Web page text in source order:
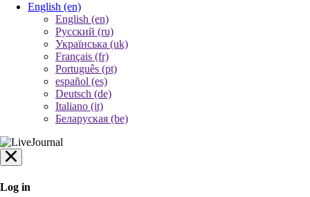
English (en)
English (en)
Русский (ru)
Українська (uk)
Français (fr)
Português (pt)
español (es)
Deutsch (de)
Italiano (it)
Беларуская (be)
Log in